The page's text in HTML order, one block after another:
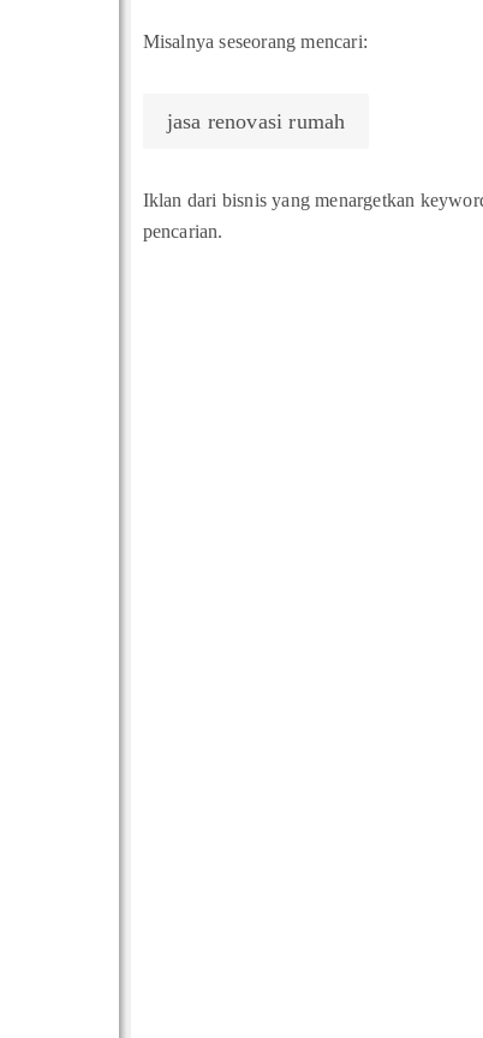
Misalnya seseorang mencari:
jasa renovasi rumah
Iklan dari bisnis yang menargetkan
pencarian.